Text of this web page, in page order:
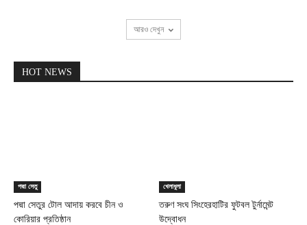
আরও দেখুন
HOT NEWS
পদ্মা সেতু
পদ্মা সেতুর টোল আদায় করবে চীন ও
কোরিয়ার প্রতিষ্ঠান
খেলাধুলা
তরুণ সংঘ সিংহেরহাটির ফুটবল টুর্নামেন্ট
উদ্বোধন